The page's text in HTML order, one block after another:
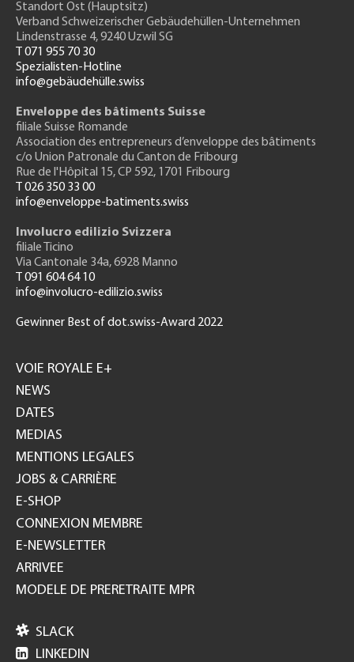
Standort Ost (Hauptsitz)
Verband Schweizerischer Gebäudehüllen-Unternehmen
Lindenstrasse 4, 9240 Uzwil SG
T 071 955 70 30
Spezialisten-Hotline
info@gebäudehülle.swiss
Enveloppe des bâtiments Suisse
filiale Suisse Romande
Association des entrepreneurs d’enveloppe des bâtiments
c/o Union Patronale du Canton de Fribourg
Rue de l'Hôpital 15, CP 592, 1701 Fribourg
T 026 350 33 00
info@enveloppe-batiments.swiss
Involucro edilizio Svizzera
filiale Ticino
Via Cantonale 34a, 6928 Manno
T 091 604 64 10
info@involucro-edilizio.swiss
Gewinner Best of dot.swiss-Award 2022
GH
VOIE ROYALE E+
NEWS
DATES
MEDIAS
MENTIONS LEGALES
JOBS & CARRIÈRE
E-SHOP
CONNEXION MEMBRE
E-NEWSLETTER
ARRIVEE
MODELE DE PRERETRAITE MPR
 SLACK
 LINKEDIN